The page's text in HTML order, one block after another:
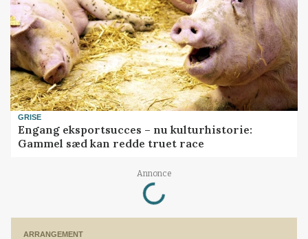
GRISE
Engang eksportsucces – nu kulturhistorie:
Gammel sæd kan redde truet race
Annonce
Loading...
ARRANGEMENT